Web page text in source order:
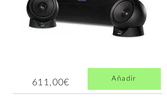
611,00€ Añadir